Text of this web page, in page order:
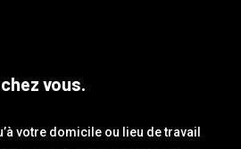
vous.
votre domicile ou lieu de travail